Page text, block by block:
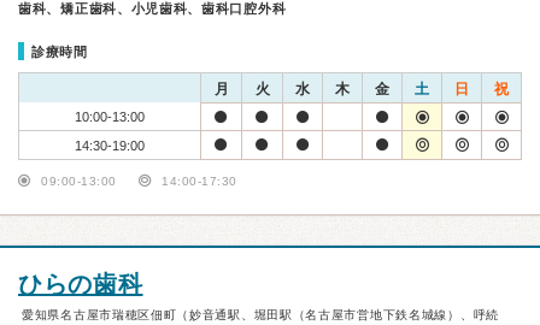
歯科、矯正歯科、小児歯科、歯科口腔外科
診療時間
月 火 水 木 金 土 日 祝
10:00-13:00
14:30-19:00
09:00-13:00 14:00-17:30
ひらの歯科
愛知県名古屋市瑞穂区佃町（妙音通駅、堀田駅（名古屋市営地下鉄名城線）、呼続